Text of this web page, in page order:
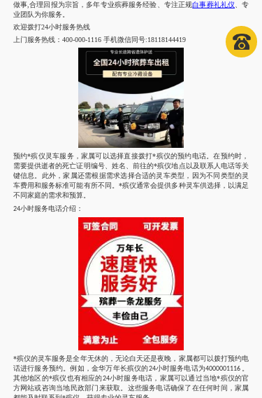
做事,合理回报为宗旨，多年专业殡葬服务经验、专注正规白事葬礼礼仪
、专
业团队为你服务。
欢迎拨打24小时服务热线
上门服务热线： 400-000-1116 手机微信同号:18118144419
预约*殡仪灵车服务，家属可以选择直接拨打*殡仪的预约电话。在预约时，
需要提供逝者的死亡证明编号、姓名、前往的*殡仪地点以及联系人电话等关
键信息。此外，家属还需根据需求选择合适的灵车类型，因为不同类型的灵
车费用和服务标准可能有所不同。*殡仪通常会提供多种灵车供选择，以满足
不同家庭的需求和预算。
24小时服务电话介绍：
*殡仪的灵车服务是全年无休的，无论白天还是夜晚，家属都可以拨打预约电
话进行服务预约。例如，金华万年长殡仪的24小时服务电话为4000001116
其他地区的*殡仪也有相应的24小时服务电话，家属可以通过当地*殡仪的官
方网站或咨询当地民政部门来获取。这些服务电话确保了在任何时间，家属